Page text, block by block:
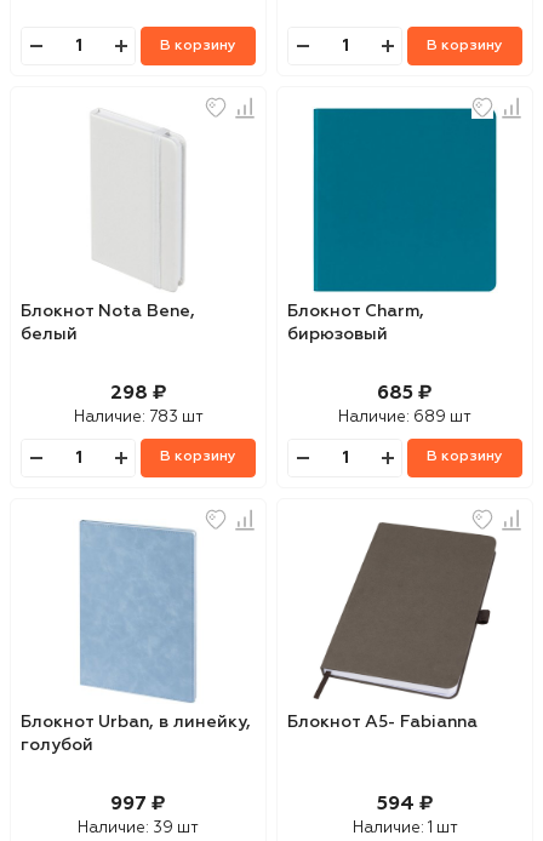
В корзину В корзину
Блокнот Nota Bene,
белый
298 ₽
Наличие: 783 шт
В корзину
Блокнот Charm,
бирюзовый
685 ₽
Наличие: 689 шт
В корзину
Блокнот Urban, в линейку,
голубой
997 ₽
Наличие: 39 шт
Блокнот А5- Fabianna
594 ₽
Наличие: 1 шт